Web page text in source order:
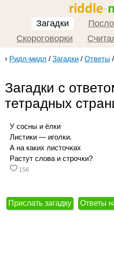
Загадки
Скороговорки
› Ридл-мидл / Загадки / Ответы /
Загадки с
тетрадных
У сосны и ёлки
Листики — иголки.
А на каких листочках
Растут слова и строчки?
156
Прислать загадку Ответы